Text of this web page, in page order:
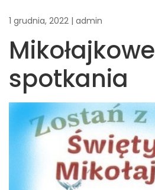
1 grudnia, 2022 | admin
Mikołajkowe
spotkania